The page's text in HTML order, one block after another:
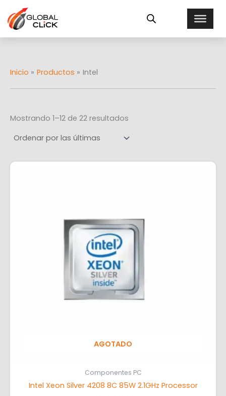
contenido
s
t
o
Inicio Productos Intel
Mostrando 1–12 de 22 resultados
recientes
AGOTADO
Componentes PC
Intel Xeon Silver 4208 8C 85W 2.1GHz Processor